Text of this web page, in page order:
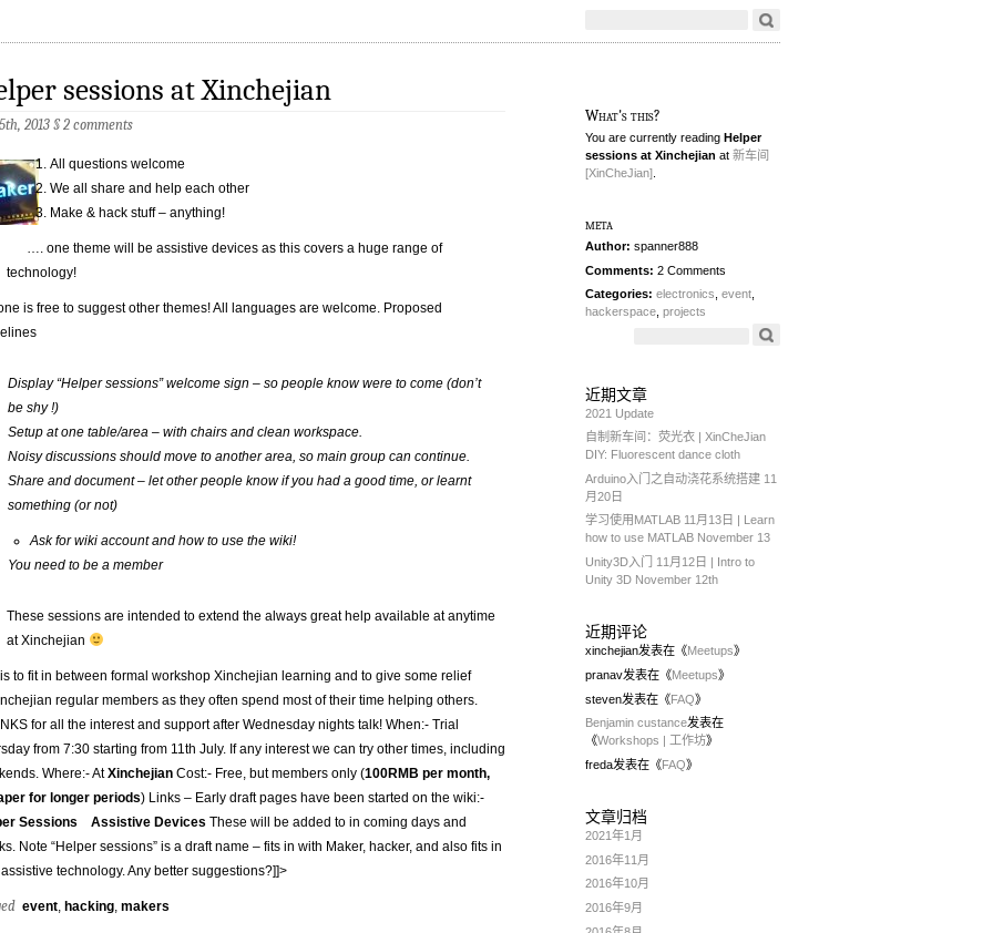
sessions at Xinchejian
2013§2 comments
All questions welcome
We all share and help each other
Make & hack stuff – anything!
…. one theme will be assistive devices as this covers a huge range of
technology!
is free to suggest other themes! All languages are welcome. Proposed
Display “Helper sessions” welcome sign – so people know were to come (don’t
be shy !)
Setup at one table/area – with chairs and clean workspace.
Noisy discussions should move to another area, so main group can continue.
Share and document – let other people know if you had a good time, or learnt
something (or not)
Ask for wiki account and how to use the wiki!
You need to be a member
These sessions are intended to extend the always great help available at anytime
at Xinchejian
to fit in between formal workshop Xinchejian learning and to give some relief
regular members as they often spend most of their time helping others.
for all the interest and support after Wednesday nights talk! When:- Trial
from 7:30 starting from 11th July. If any interest we can try other times, including
Where:- AtXinchejian Cost:- Free, but members only (100RMB per month,
for longer periods) Links – Early draft pages have been started on the wiki:-
Sessions
Assistive Devices These will be added to in coming days and
Note “Helper sessions” is a draft name – fits in with Maker, hacker, and also fits in
technology. Any better suggestions?]]>
event, hacking, makers
What's this?
You are currently reading Helper
sessions at Xinchejian at 新车间
[XinCheJian]
meta
Author: spanner888
Comments: 2 Comments
Categories: electronics event
hackerspace projects
近期文章
2021 Update
自制新车间：荧光衣 | XinCheJian
DIY: Fluorescent dance cloth
Arduino入门之自动浇花系统搭建 11
月20日
学习使用MATLAB 11月13日 | Learn
how to use MATLAB November 13
Unity3D入门 11月12日 | Intro to
Unity 3D November 12th
近期评论
xinchejian发表在《 Meetups》
pranav发表在《Meetups》
steven发表在《FAQ》
Benjamin custance发表在
《Workshops | 工作坊》
freda发表在《FAQ》
文章归档
2021年1月
2016年11月
2016年10月
2016年9月